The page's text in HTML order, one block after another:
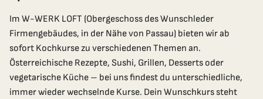
Im W-WERK LOFT (Obergeschoss des Wunschleder
Firmengebäudes, in der Nähe von Passau) bieten wir ab
sofort Kochkurse zu verschiedenen Themen an.
Österreichische Rezepte, Sushi, Grillen, Desserts oder
vegetarische Küche – bei uns findest du unterschiedliche,
immer wieder wechselnde Kurse. Dein Wunschkurs steht
Wohin dürfen wir den Gutscheincode senden?